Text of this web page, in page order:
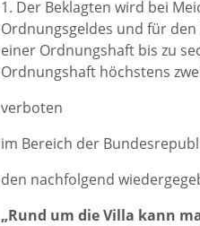
1. Der Beklagten wird bei
Ordnungsgeldes und für
einer Ordnungshaft bis zu
Ordnungshaft höchstens
verboten
im Bereich der
den nachfolgend
„Rund um die Villa kann